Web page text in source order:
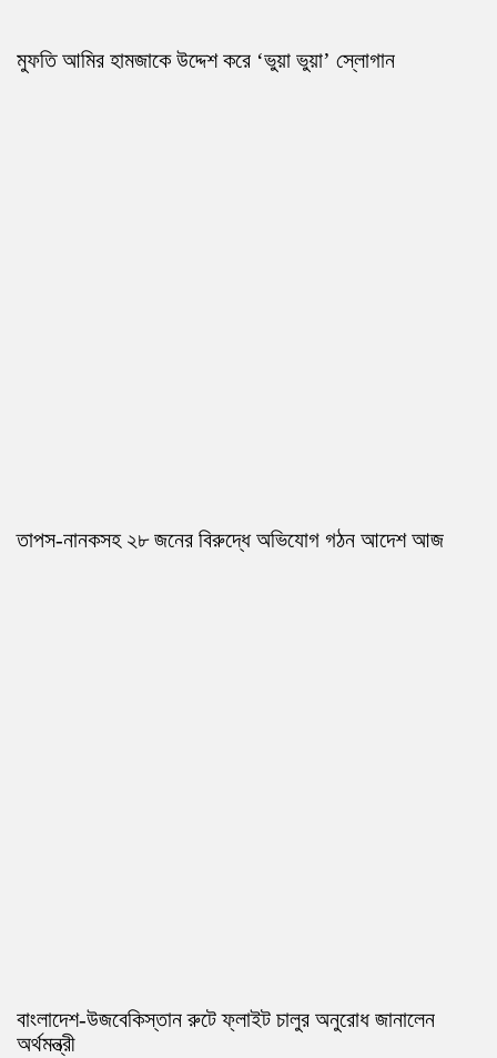
মুফতি আমির হামজাকে উদ্দেশ করে ‘ভুয়া ভুয়া’ স্লোগান
তাপস-নানকসহ ২৮ জনের বিরুদ্ধে অভিযোগ গঠন আদেশ আজ
বাংলাদেশ-উজবেকিস্তান রুটে ফ্লাইট চালুর অনুরোধ জানালেন
অর্থমন্ত্রী